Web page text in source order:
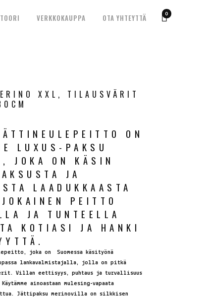
0
VERKKOKAUPPA OTA YHTEYTTÄ
XXL, TILAUSVÄRIT
ON
LUXUS-PAKSU
JOKA ON KÄSIN
JA
LAADUKKAASTA
PEITTO
JA TUNTEELLA
KOTIASI JA HANKI
joka on Suomessa käsityönä
lankavalmistajalla, jolla on pitkä
Villan eettisyys, puhtaus ja turvallisuus
ainoastaan mulesing-vapaata
Jättipaksu merinovilla on silkkisen